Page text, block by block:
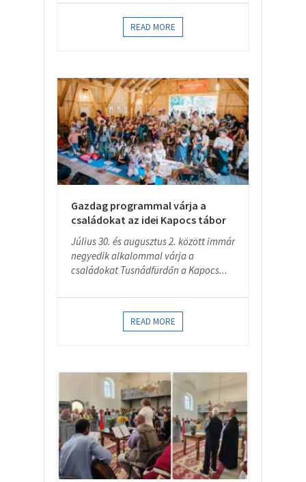
READ MORE
Gazdag programmal várja a
családokat az idei Kapocs tábor
Július 30. és augusztus 2. között immár
negyedik alkalommal várja a
családokat Tusnádfürdőn a Kapocs...
READ MORE